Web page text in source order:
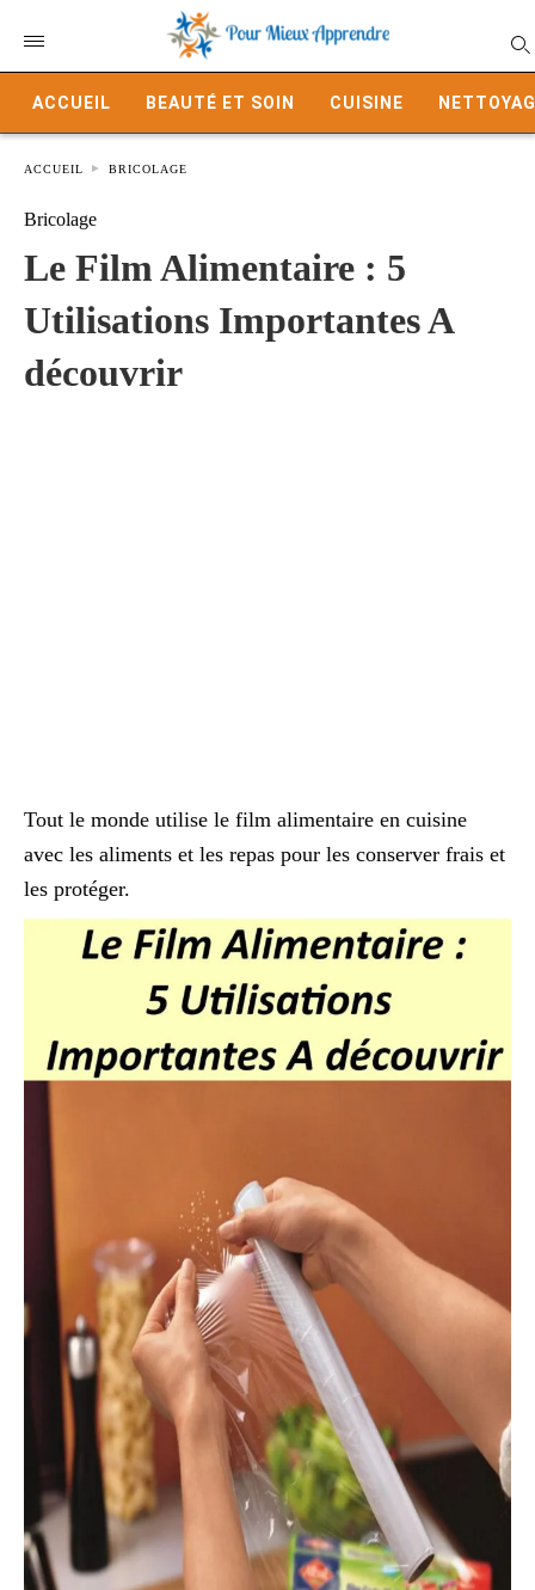
ACCUEIL BEAUTÉ ET SOIN CUISINE
ACCUEIL BRICOLAGE
Bricolage
Le Film Alimentaire : 5
Utilisations Importantes A
découvrir
Tout le monde utilise le film alimentaire en cuisine
avec les aliments et les repas pour les conserver frais et
les protéger.